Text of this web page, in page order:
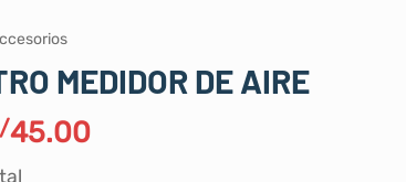
MEDIDOR DE AIRE
45.00El